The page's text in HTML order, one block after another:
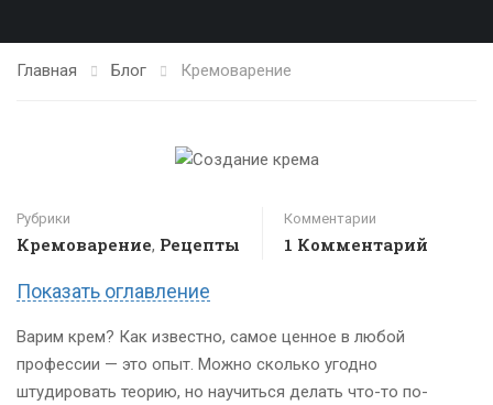
Главная Блог Кремоварение
Рубрики
Кремоварение, Рецепты
Комментарии
1 Комментарий
Показать оглавление
Варим крем? Как известно, самое ценное в любой
профессии — это опыт. Можно сколько угодно
штудировать теорию, но научиться делать что-то по-